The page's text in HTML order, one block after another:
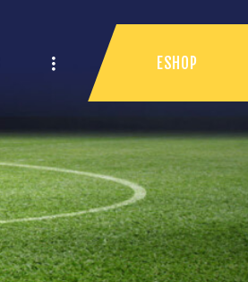
ESHOP